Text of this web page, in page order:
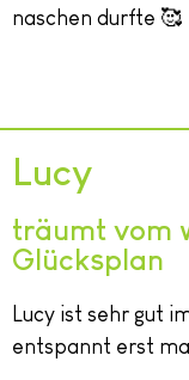
naschen durfte 🥰
Lucy
träumt vom
Glücksplan
Lucy ist sehr gut
entspannt erst